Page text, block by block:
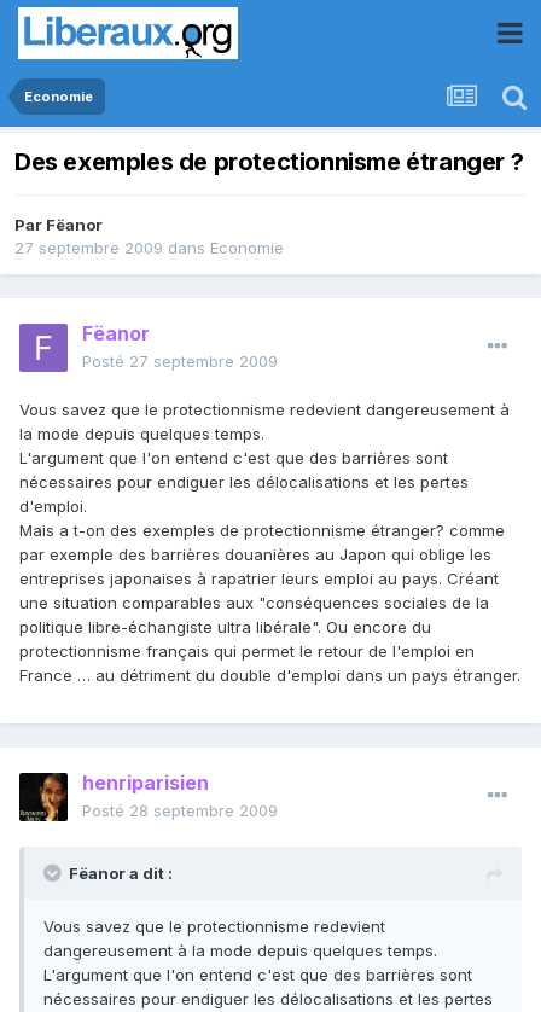
Economie
Des exemples de protectionnisme étranger ?
Par Fëanor
27 septembre 2009 dans Economie
Fëanor
Posté 27 septembre 2009
Vous savez que le protectionnisme redevient dangereusement à
la mode depuis quelques temps.
L'argument que l'on entend c'est que des barrières sont
nécessaires pour endiguer les délocalisations et les pertes
d'emploi.
Mais a t-on des exemples de protectionnisme étranger? comme
par exemple des barrières douanières au Japon qui oblige les
entreprises japonaises à rapatrier leurs emploi au pays. Créant
une situation comparables aux "conséquences sociales de la
politique libre-échangiste ultra libérale". Ou encore du
protectionnisme français qui permet le retour de l'emploi en
France … au détriment du double d'emploi dans un pays étranger.
henriparisien
Posté 28 septembre 2009
Fëanor a dit :
Vous savez que le protectionnisme redevient
dangereusement à la mode depuis quelques temps.
L'argument que l'on entend c'est que des barrières sont
nécessaires pour endiguer les délocalisations et les pertes